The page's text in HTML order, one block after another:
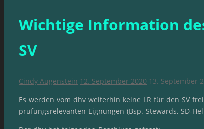
Wichtige Information
SV
Cindy Augenstein 12. September 2020 13. September
Es werden vom dhv weiterhin keine LR für den SV
prüfungsrelevanten Eignungen (Bsp. Stewards, SD-